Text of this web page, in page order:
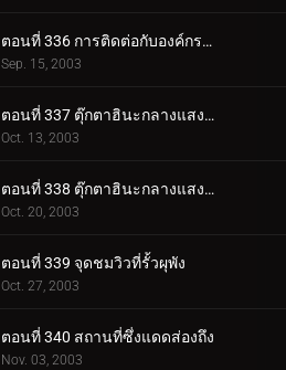
ตอนที่ 336 การติดต่อกับองค์กรชุดดำ (ภาคชี้เป็นชี้ตาย)
Sep. 15, 2003
ตอนที่ 337 ตุ๊กตาฮินะกลางแสงสนธยา (ตอนแรก)
Oct. 13, 2003
ตอนที่ 338 ตุ๊กตาฮินะกลางแสงสนธยา (ตอนจบ)
Oct. 20, 2003
ตอนที่ 339 จุดชมวิวที่รั้วผุพัง
Oct. 27, 2003
ตอนที่ 340 สถานที่ซึ่งแดดส่องถึง
Nov. 03, 2003